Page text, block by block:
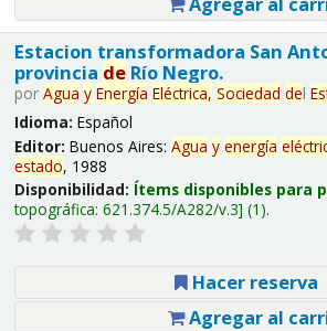
Estacion transformadora San
provincia deRío Negro.
por Agua y Energía Eléctrica, Sociedad del
Idioma: Español
Editor: Buenos Aires: Agua y energía
estado, 1988
Disponibilidad: Ítems disponibles para
topográfica: 621.374.5/A282/v.3 (1).
Hacer reserva
Agregar al